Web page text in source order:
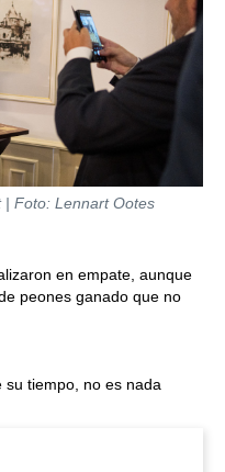
| Foto: Lennart Ootes
en empate, aunque
peones ganado que no
su tiempo, no es nada